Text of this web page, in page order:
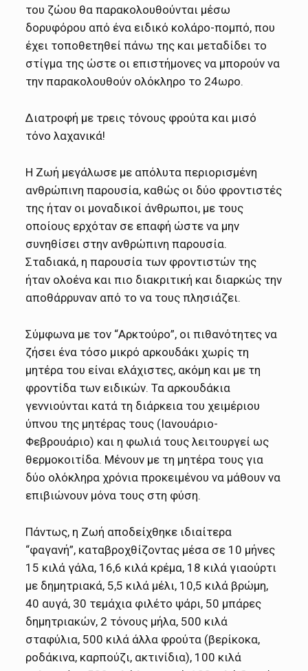
του ζώου θα παρακολουθούνται μέσω
δορυφόρου από ένα ειδικό κολάρο-πομπό, που
έχει τοποθετηθεί πάνω της και μεταδίδει το
στίγμα της ώστε οι επιστήμονες να μπορούν να
την παρακολουθούν ολόκληρο το 24ωρο.
Διατροφή με τρεις τόνους φρούτα και μισό
τόνο λαχανικά!
Η Ζωή μεγάλωσε με απόλυτα περιορισμένη
ανθρώπινη παρουσία, καθώς οι δύο φροντιστές
της ήταν οι μοναδικοί άνθρωποι, με τους
οποίους ερχόταν σε επαφή ώστε να μην
συνηθίσει στην ανθρώπινη παρουσία.
Σταδιακά, η παρουσία των φροντιστών της
ήταν ολοένα και πιο διακριτική και διαρκώς την
αποθάρρυναν από το να τους πλησιάζει.
Σύμφωνα με τον “Αρκτούρο”, οι πιθανότητες να
ζήσει ένα τόσο μικρό αρκουδάκι χωρίς τη
μητέρα του είναι ελάχιστες, ακόμη και με τη
φροντίδα των ειδικών. Τα αρκουδάκια
γεννιούνται κατά τη διάρκεια του χειμέριου
ύπνου της μητέρας τους (Ιανουάριο-
Φεβρουάριο) και η φωλιά τους λειτουργεί ως
θερμοκοιτίδα. Μένουν με τη μητέρα τους για
δύο ολόκληρα χρόνια προκειμένου να μάθουν να
επιβιώνουν μόνα τους στη φύση.
Πάντως, η Ζωή αποδείχθηκε ιδιαίτερα
“φαγανή”, καταβροχθίζοντας μέσα σε 10 μήνες
15 κιλά γάλα, 16,6 κιλά κρέμα, 18 κιλά γιαούρτι
με δημητριακά, 5,5 κιλά μέλι, 10,5 κιλά βρώμη,
40 αυγά, 30 τεμάχια φιλέτο ψάρι, 50 μπάρες
δημητριακών, 2 τόνους μήλα, 500 κιλά
σταφύλια, 500 κιλά άλλα φρούτα (βερίκοκα,
ροδάκινα, καρπούζι, ακτινίδια), 100 κιλά